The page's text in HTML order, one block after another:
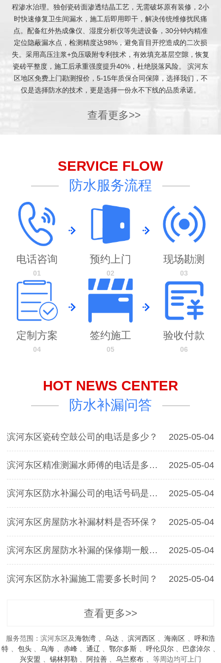
程渗水治理。独创瓷砖面渗透结晶工艺，无需破坏原有装修，2小
时快速修复卫生间漏水，施工后即用即干，解决传统维修扰民痛
点。配备红外热成像仪、湿度分析仪等先进设备，30分钟内精准
定位隐蔽漏水点，检测精度达98%，避免盲目开挖造成的二次损
失。采用高压注浆+负压吸附专利技术，有效填充基层空隙，恢复
瓷砖平整度，施工后承重强度提升40%，杜绝脱落风险。 滨河东
区地区免费上门勘测报价，5-15年质保合同保障，选择我们，不
仅是选择防水的技术，更是选择一份永不下线的品质承诺。
查看更多>>
SERVICE FLOW
防水服务流程
电话咨询
01
预约上门
02
现场勘测
03
定制方案
04
签约施工
05
验收付款
06
HOT NEWS CENTER
防水补漏问答
滨河东区瓷砖空鼓公司的电话是多少？ 2025-05-04
滨河东区精准测漏水师傅的电话是多少？ 2025-05-04
滨河东区防水补漏公司的电话号码是多少？ 2025-05-04
滨河东区房屋防水补漏材料是否环保？ 2025-05-04
滨河东区房屋防水补漏的保修期一般是多久？ 2025-05-04
滨河东区防水补漏施工需要多长时间？ 2025-05-04
查看更多>>
服务范围：滨河东区及海勃湾 、 乌达 、 滨河西区 、海南区 、 呼和浩
特 、 包头 、乌海 、 赤峰 、 通辽 、鄂尔多斯 、 呼伦贝尔 、 巴彦淖尔 、
兴安盟 、 锡林郭勒 、 阿拉善 、乌兰察布 、等周边均可上门